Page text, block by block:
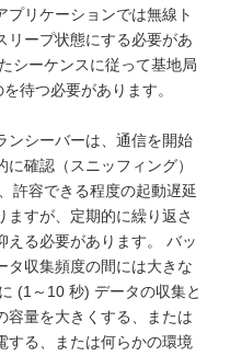
プリケーションでは無線ト
リープ状態にする必要があ
シーケンスに従って基地局
待つ必要があります。
ンシーバーは、通信を開始
確認（スニッフィング）
許容できる程度の起動遅延
ますが、定期的に繰り返さ
える必要があります。 バッ
タ収集頻度の間には大きな
(1～10 秒) データの収集と
容量を大きくする、または
する、または何らかの環境